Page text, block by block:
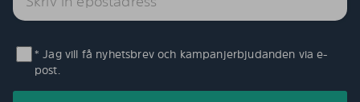
* Jag vill få nyhetsbrev och kampanjerbjudanden via e-
post.